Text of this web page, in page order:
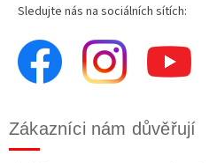
Sledujte nás na sociálních sítích:
Zákazníci nám důvěřují